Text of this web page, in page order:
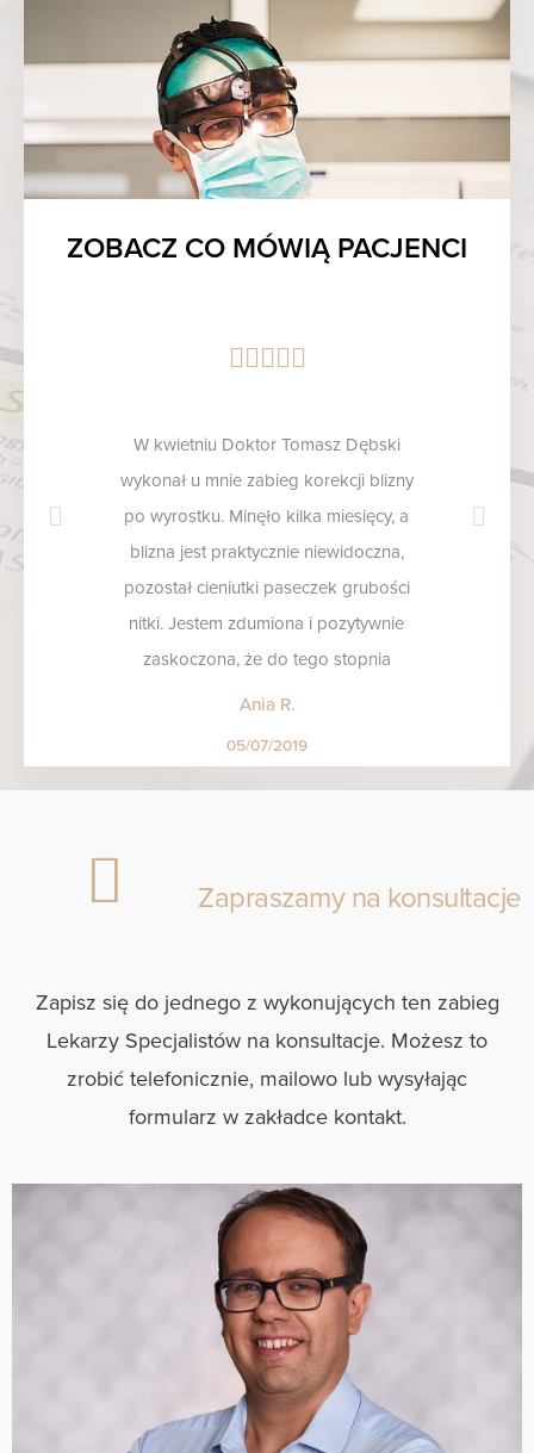
ZOBACZ CO MÓWIĄ PACJENCI
W kwietniu Doktor Tomasz Dębski
wykonał u mnie zabieg korekcji blizny
po wyrostku. Minęło kilka miesięcy, a
blizna jest praktycznie niewidoczna,
pozostał cieniutki paseczek grubości
nitki. Jestem zdumiona i pozytywnie
zaskoczona, że do tego stopnia
doktor poprawił tą bliznę. Przy tym
Szczerze polecam!
Ania R.
05/07/2019
Zapraszamy na konsultacje
Zapisz się do jednego z wykonujących ten zabieg
Lekarzy Specjalistów na konsultacje. Możesz to
zrobić telefonicznie, mailowo lub wysyłając
formularz w zakładce kontakt.